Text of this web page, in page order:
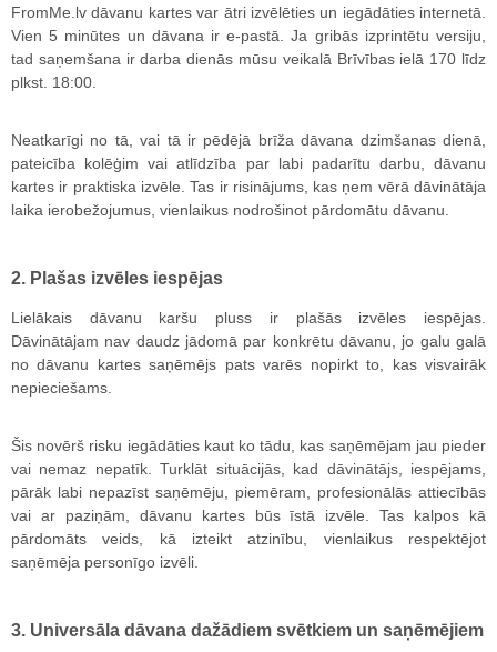
FromMe.lv dāvanu kartes var ātri izvēlēties un iegādāties internetā.
Vien 5 minūtes un dāvana ir e-pastā. Ja gribās izprintētu versiju,
tad saņemšana ir darba dienās mūsu veikalā Brīvības ielā 170 līdz
plkst. 18:00.
Neatkarīgi no tā, vai tā ir pēdējā brīža dāvana dzimšanas dienā,
pateicība kolēģim vai atlīdzība par labi padarītu darbu, dāvanu
kartes ir praktiska izvēle. Tas ir risinājums, kas ņem vērā dāvinātāja
laika ierobežojumus, vienlaikus nodrošinot pārdomātu dāvanu.
2. Plašas izvēles iespējas
Lielākais dāvanu karšu pluss ir plašās izvēles iespējas.
Dāvinātājam nav daudz jādomā par konkrētu dāvanu, jo galu galā
no dāvanu kartes saņēmējs pats varēs nopirkt to, kas visvairāk
nepieciešams.
Šis novērš risku iegādāties kaut ko tādu, kas saņēmējam jau pieder
vai nemaz nepatīk. Turklāt situācijās, kad dāvinātājs, iespējams,
pārāk labi nepazīst saņēmēju, piemēram, profesionālās attiecībās
vai ar paziņām, dāvanu kartes būs īstā izvēle. Tas kalpos kā
pārdomāts veids, kā izteikt atzinību, vienlaikus respektējot
saņēmēja personīgo izvēli.
3. Universāla dāvana dažādiem svētkiem un saņēmējiem